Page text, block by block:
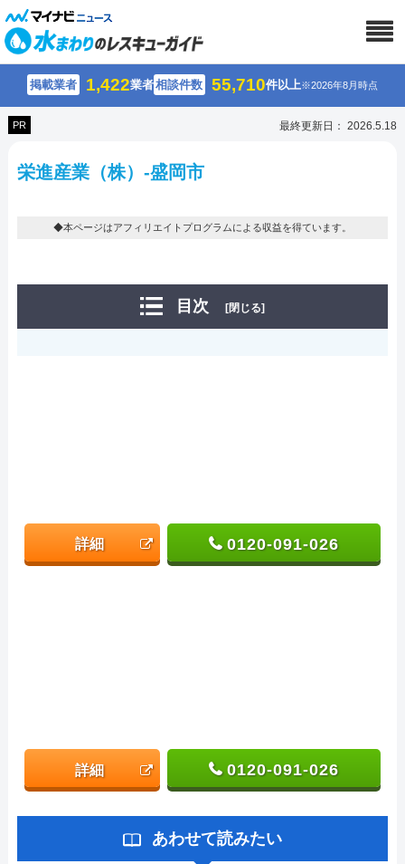
掲載業者 1,422業者相談件数 55,710件以上※2026年8月時点
PR 最終更新日： 2026.5.18
栄進産業（株）-盛岡市
◆本ページはアフィリエイトプログラムによる収益を得ています。
目次 [閉じる]
詳細 0120-091-026
詳細 0120-091-026
あわせて読みたい